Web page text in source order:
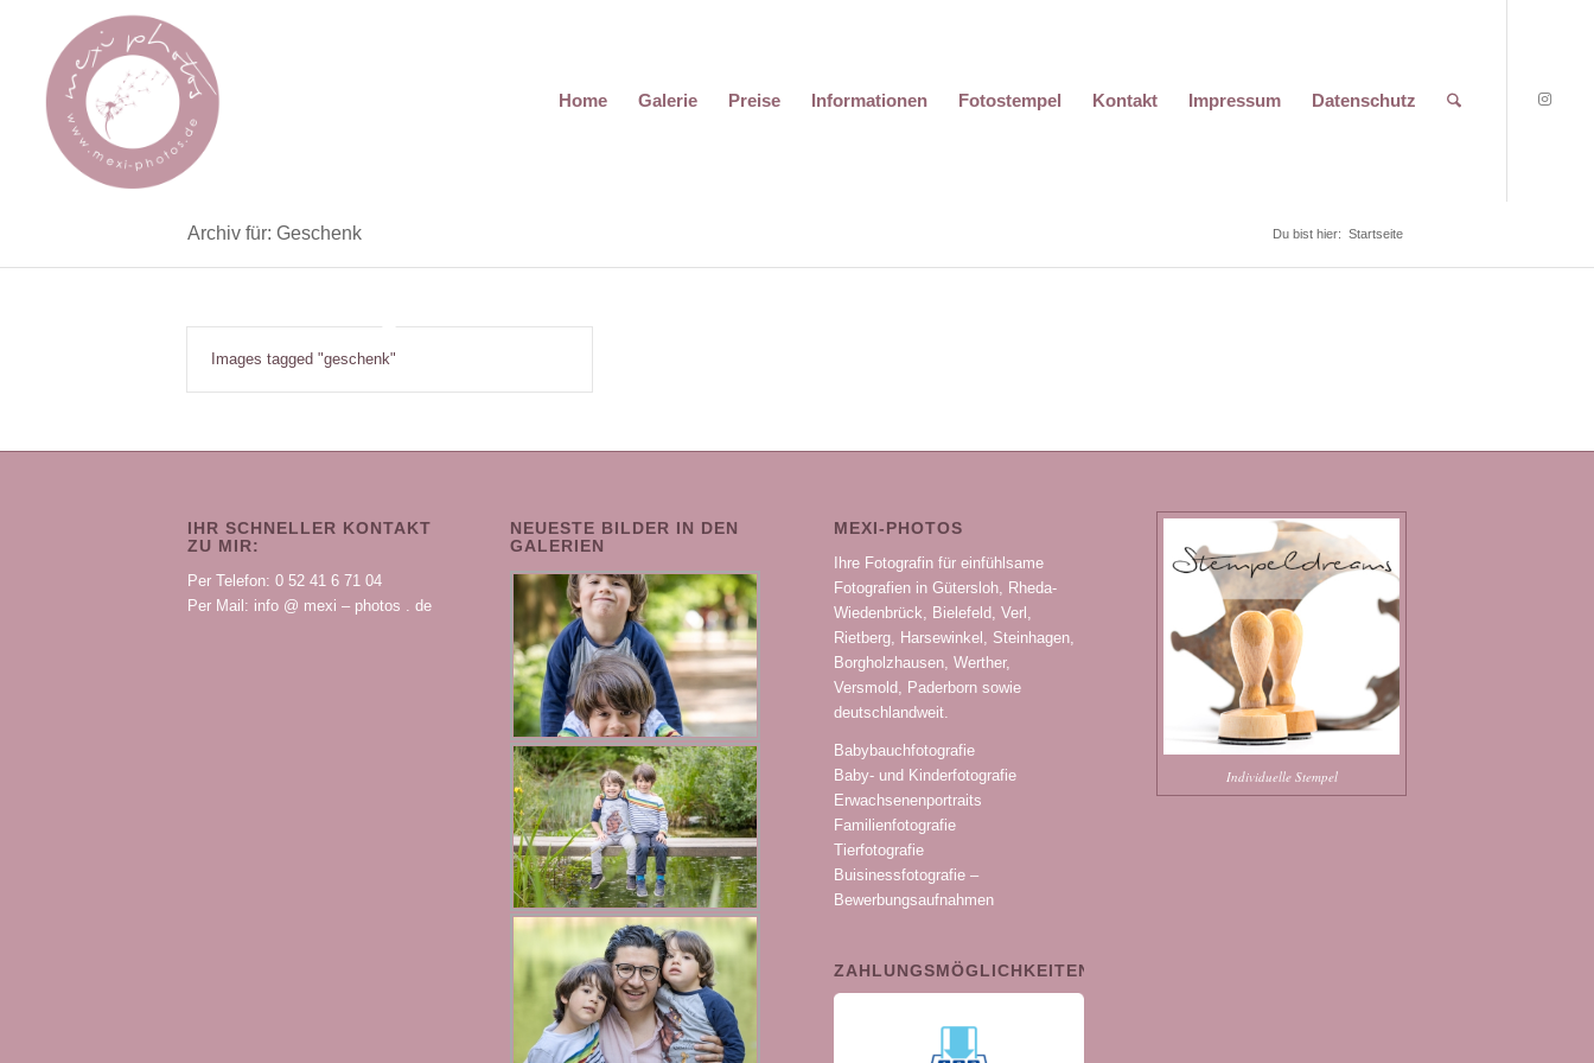
Home Galerie Preise Informationen Fotostempel Kontakt Impressum Datenschutz
Archiv für: Geschenk Du bist hier: Startseite
Images tagged "geschenk"
IHR SCHNELLER KONTAKT
ZU MIR:
Per Telefon: 0 52 41 6 71 04
Per Mail: info @ mexi – photos . de
NEUESTE BILDER IN DEN
GALERIEN
MEXI-PHOTOS
Ihre Fotografin für einfühlsame
Fotografien in Gütersloh, Rheda-
Wiedenbrück, Bielefeld, Verl,
Rietberg, Harsewinkel, Steinhagen,
Borgholzhausen, Werther,
Versmold, Paderborn sowie
deutschlandweit.
Babybauchfotografie
Baby- und Kinderfotografie
Erwachsenenportraits
Familienfotografie
Tierfotografie
Buisinessfotografie –
Bewerbungsaufnahmen
ZAHLUNGSMÖGLICHKEITEN
Individuelle Stempel